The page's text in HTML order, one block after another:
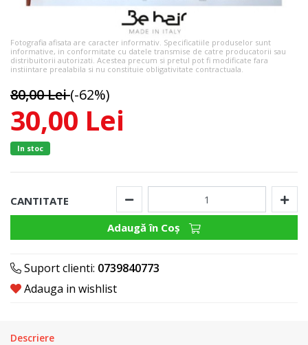
Fotografia afisata are caracter informativ. Specificatiile produselor sunt
informative, in conformitate cu datele transmise de catre producatorii sau
distribuitorii autorizati. Acestea precum si pretul pot fi modificate fara
instiintare prealabila si nu constituie obligativitate contractuala.
80,00 Lei (-62%)
30,00 Lei
In stoc
CANTITATE
Adaugă în Coş
Suport clienti: 0739840773
Adauga in wishlist
Descriere